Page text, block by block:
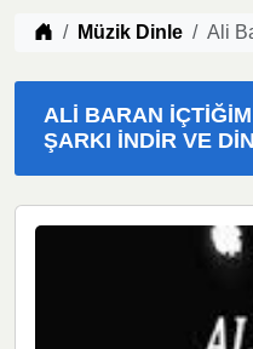
Müzik indir
Müzik Dinle Ali
ALI BARAN
ŞARKI İNDIR VE